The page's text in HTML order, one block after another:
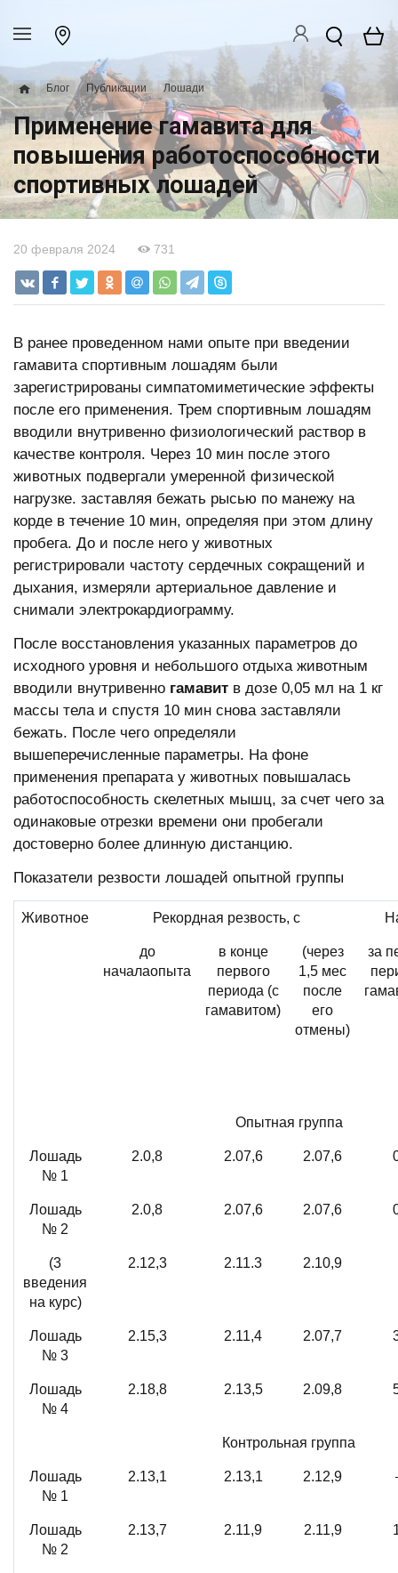
Блог Публикации Лошади
Применение гамавита для
повышения работоспособности
спортивных лошадей
20 февраля 2024 731
В ранее проведенном нами опыте при введении
гамавита спортивным лошадям были
зарегистрированы симпатомиметические эффекты
после его применения. Трем спортивным лошадям
вводили внутривенно физиологический раствор в
качестве контроля. Через 10 мин после этого
животных подвергали умеренной физической
нагрузке. заставляя бежать рысью по манежу на
корде в течение 10 мин, определяя при этом длину
пробега. До и после него у животных
регистрировали частоту сердечных сокращений и
дыхания, измеряли артериальное давление и
снимали электрокардиограмму.
После восстановления указанных параметров до
исходного уровня и небольшого отдыха животным
вводили внутривенно гамавит в дозе 0,05 мл на 1 кг
массы тела и спустя 10 мин снова заставляли
бежать. После чего определяли
вышеперечисленные параметры. На фоне
применения препарата у животных повышалась
работоспособность скелетных мышц, за счет чего за
одинаковые отрезки времени они пробегали
достоверно более длинную дистанцию.
Показатели резвости лошадей опытной группы
Животное Рекордная резвость, с
до
началаопыта
в конце
первого
периода (с
гамавитом)
(через
1,5 мес
после
его
отмены)
за
Опытная группа
Лошадь
№ 1
2.0,8 2.07,6 2.07,6
Лошадь
№ 2
2.0,8 2.07,6 2.07,6
(3
введения
на курс)
2.12,3 2.11.3 2.10,9
Лошадь
№ 3
2.15,3 2.11,4 2.07,7
Лошадь
№ 4
2.18,8 2.13,5 2.09,8
Контрольная группа
Лошадь
№ 1
2.13,1 2.13,1 2.12,9
Лошадь
№ 2
2.13,7 2.11,9 2.11,9